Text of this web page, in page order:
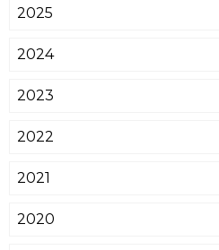
2025
2024
2023
2022
2021
2020